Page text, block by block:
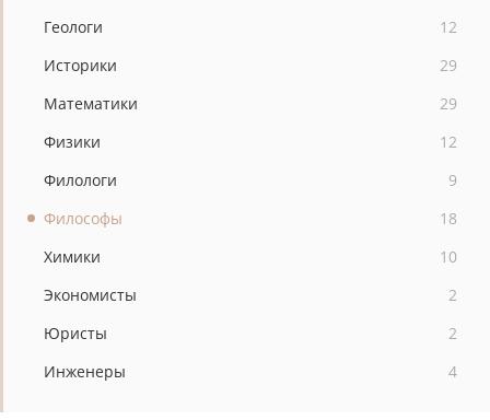
Геологи
12
Историки
29
Математики
29
Физики
12
Филологи
9
Философы
18
Химики
10
Экономисты
2
Юристы
2
Инженеры
4